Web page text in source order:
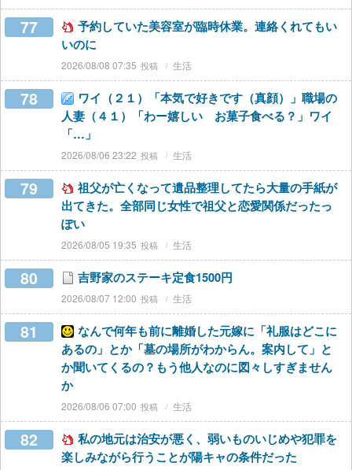
77
予約していた美容室が臨時休業。連絡くれてもい
いのに
2026/08/08 07:35 生活
78
ワイ（２１）「本気で好きです（真顔）」職場の
人妻（４１）「わー嬉しい お菓子食べる？」ワイ
「…」
2026/08/06 23:22 生活
79
祖父が亡くなって遺品整理してたら大量の手紙が
出てきた。全部同じ女性で祖父と恋愛関係だったっ
ぽい
2026/08/05 19:35 生活
80 吉野家のステーキ定食1500円
2026/08/07 12:00 生活
81
なんで何年も前に離婚した元嫁に「礼服はどこに
あるの」とか「墓の場所がわからん。案内して」と
か聞いてくるの？もう他人なのに図々しすぎません
か
2026/08/06 07:00 生活
82
私の地元は治安が悪く、弱いものいじめや犯罪を
楽しみながら行うことが陽キャの条件だった